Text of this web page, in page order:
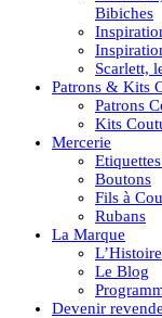
Bibiches
Scarlett,
Patrons & Kits
Patrons
Kits
Mercerie
Boutons
Fils à
Rubans
La Marque
L’Histoire
Le Blog
Devenir